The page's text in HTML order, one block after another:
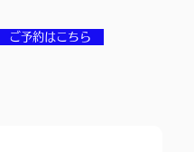
ご予約はこちら